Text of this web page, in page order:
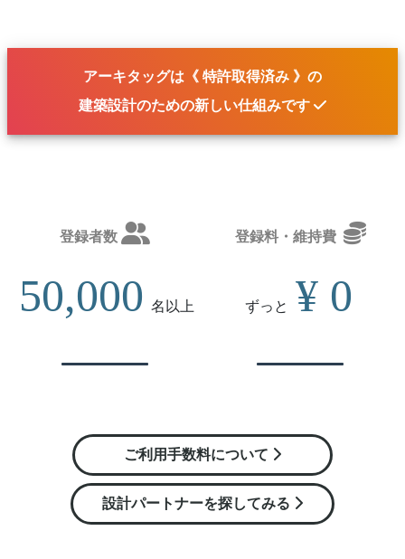
アーキタッグは《 特許取得済み 》の
建築設計のための新しい仕組みです
登録者数
50,000 名 以上
登録料・維持費
ずっと ¥ 0
ご利用手数料について
設計パートナーを探してみる